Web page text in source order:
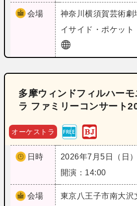
会場 神奈川横須賀芸術劇
イサイド・ポケット
多摩ウィンドフィルハーモ
ラ ファミリーコンサート
オーケストラ
日時
2026年7月5日（日）
開演：14:00
会場 東京八王子市南大